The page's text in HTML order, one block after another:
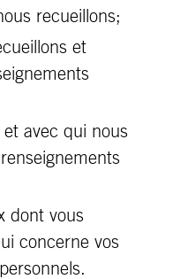
recueillons;
et
avec qui nous
dont vous
concerne vos